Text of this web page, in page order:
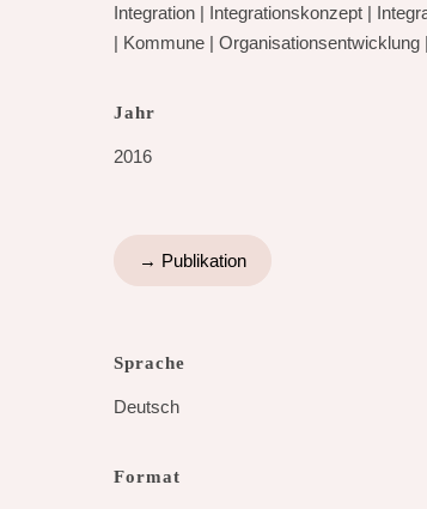
Integration | Integrationskonzept |
| Kommune | Organisationsentwicklung |
Jahr
2016
→ Publikation
Sprache
Deutsch
Format